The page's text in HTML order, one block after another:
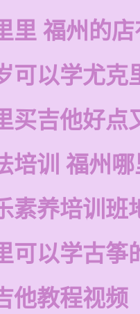
里 福州的
可以学尤克
买吉他好点
培训 福州
素养培训班
可以学古筝
他教程视频